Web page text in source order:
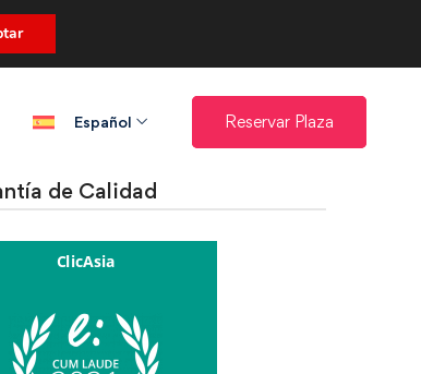
Español Reservar Plaza
de Calidad